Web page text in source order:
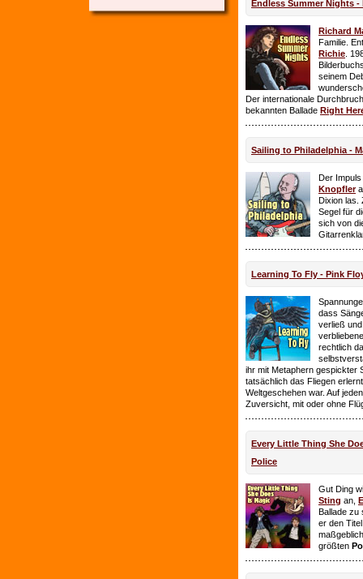
Endless Summer Nights -
Richard
Familie.
Richie .
seinem
Der internationale
bekannten Ballade Right
Sailing to Philadelphia -
Der
Knopfler
Dixion las.
Segel für
sich von
Learning To Fly - Pink
dass
verließ
rechtlich
ihr mit Metaphern gespickter
tatsächlich das Fliegen
Weltgeschehen war. Auf
Zuversicht, mit oder ohne
Every Little Thing She
Police
Gut Ding
Sting an,
Ballade zu
er den
größten